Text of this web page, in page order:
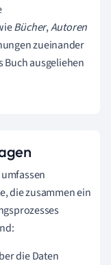
Bücher,Autoren
zueinander
Buch ausgeliehen
die zusammen ein
die Daten